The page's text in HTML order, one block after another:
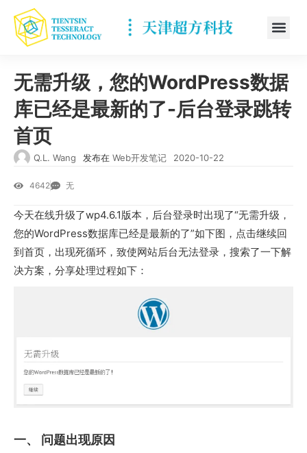
无需升级，您的WordPress数据
库已经是最新的了-后台登录跳转
首页
Q.L. Wang 发布在 Web开发笔记 2020-10-22
4642 无
今天在线升级了wp4.6.1版本，后台登录时出现了“无需升级，
您的WordPress数据库已经是最新的了”如下图，点击继续回
到首页，出现死循环，致使网站后台无法登录，搜索了一下解
决方案，分享处理过程如下：
一、 问题出现原因